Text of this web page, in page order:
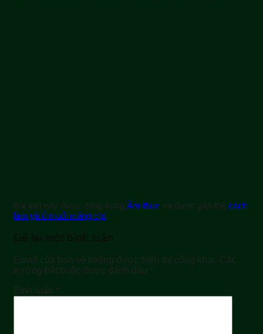
Bài viết này được đăng trong Ẩm thực và được gắn thẻ cách
làm gà ủ muối măng cụt.
Để lại một bình luận
Email của bạn sẽ không được hiển thị công khai. Các
trường bắt buộc được đánh dấu *
Bình luận *